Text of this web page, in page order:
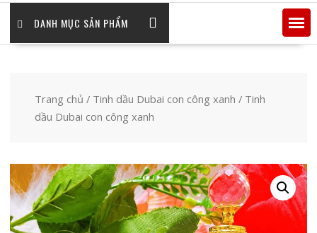
DANH MỤC SẢN PHẨM
Trang chủ / Tinh dầu Dubai con công xanh / Tinh
dầu Dubai con công xanh